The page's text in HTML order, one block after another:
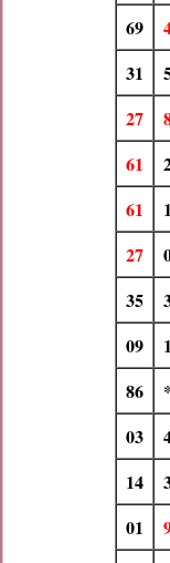
69
31
27
61
61
27
35
09
86
03
14
01